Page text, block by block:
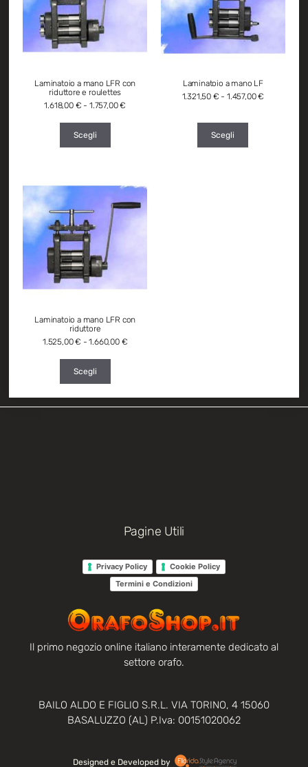
Laminatoio a mano LFR con
riduttore e roulettes
1.618,00 € - 1.757,00€
Scegli
Laminatoio a mano LF
1.321,50 € - 1.457,00€
Scegli
Laminatoio a mano LFR con
riduttore
1.525,00€ - 1.660,00 €
Scegli
Pagine Utili
Privacy Policy
Cookie Policy
Termini e Condizioni
Il primo negozio online italiano interamente dedicato al
settore orafo.
BAILO ALDO E FIGLIO S.R.L. VIA TORINO, 4 15060
BASALUZZO (AL) P.Iva: 00151020062